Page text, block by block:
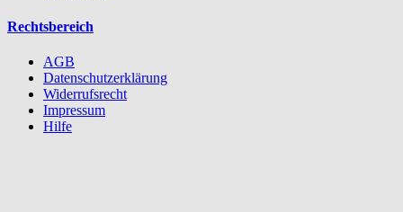
Rechtsbereich
AGB
Datenschutzerklärung
Widerrufsrecht
Impressum
Hilfe